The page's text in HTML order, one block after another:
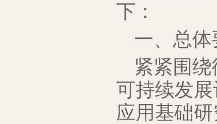
下：
一、总体
紧紧围
可持续发
应用基础